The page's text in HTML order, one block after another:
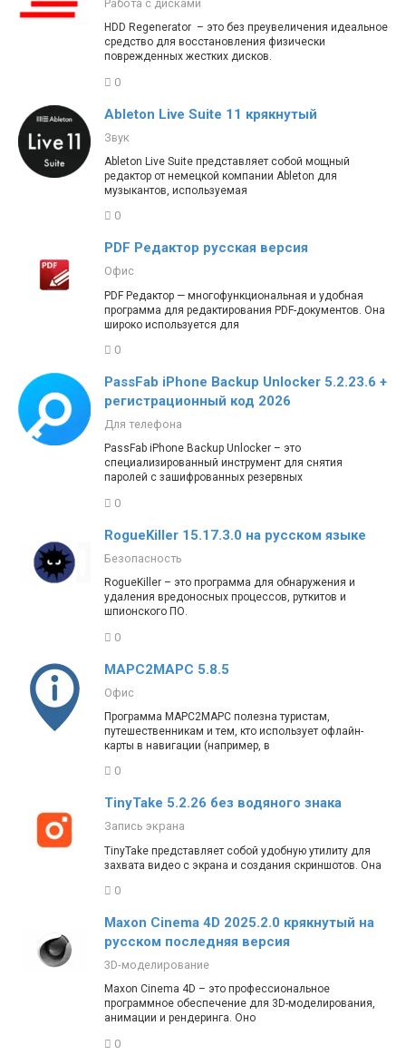
Работа с дисками
HDD Regenerator – это без преувеличения идеальное
средство для восстановления физически
поврежденных жестких дисков.
0
Ableton Live Suite 11 крякнутый
Звук
Ableton Live Suite представляет собой мощный
редактор от немецкой компании Ableton для
музыкантов, используемая
0
PDF Редактор русская версия
Офис
PDF Редактор — многофункциональная и удобная
программа для редактирования PDF-документов. Она
широко используется для
0
PassFab iPhone Backup Unlocker 5.2.23.6 +
регистрационный код 2026
Для телефона
PassFab iPhone Backup Unlocker – это
специализированный инструмент для снятия
паролей с зашифрованных резервных
0
RogueKiller 15.17.3.0 на русском языке
Безопасность
RogueKiller – это программа для обнаружения и
удаления вредоносных процессов, руткитов и
шпионского ПО.
0
MAPC2MAPC 5.8.5
Офис
Программа MAPC2MAPC полезна туристам,
путешественникам и тем, кто использует офлайн-
карты в навигации (например, в
0
TinyTake 5.2.26 без водяного знака
Запись экрана
TinyTake представляет собой удобную утилиту для
захвата видео с экрана и создания скриншотов. Она
0
Maxon Cinema 4D 2025.2.0 крякнутый на
русском последняя версия
3D-моделирование
Maxon Cinema 4D – это профессиональное
программное обеспечение для 3D-моделирования,
анимации и рендеринга. Оно
0